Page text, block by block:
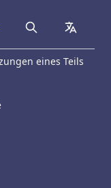
Search
eines Teils